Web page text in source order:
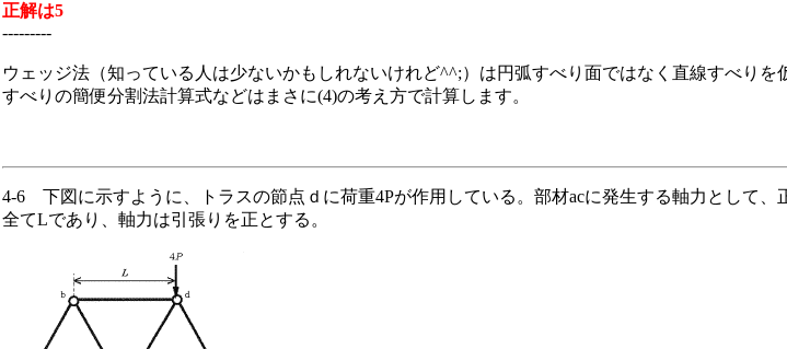
正解は5
---------
ウェッジ法（知っている人は少ないかもしれないけれど^^;）は円弧すべり面ではなく直線すべり
すべりの簡便分割法計算式などはまさに(4)の考え方で計算します。
4-6 下図に示すように、トラスの節点ｄに荷重4Pが作用している。部材acに発生する軸力として
全てLであり、軸力は引張りを正とする。